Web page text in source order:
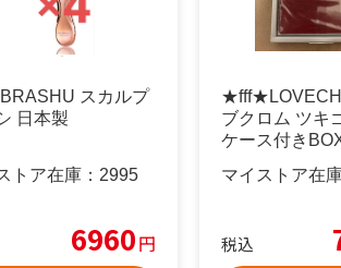
スカルプ
日本製
トア在庫： 2995
6960円
ブクロム ツキ
ケース付き
マイストア在庫
税込